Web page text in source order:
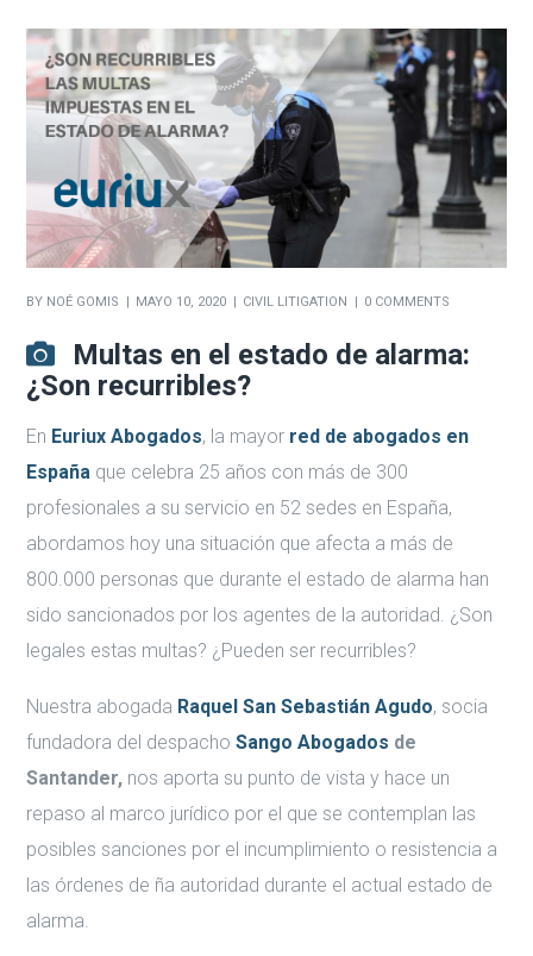
BY NOÉ GOMIS MAYO 10, 2020 CIVIL LITIGATION 0 COMMENTS
Multas en el estado de alarma:
¿Son recurribles?
En Euriux Abogados, la mayor red de abogados en
España que celebra 25 años con más de 300
profesionales a su servicio en 52 sedes en España,
abordamos hoy una situación que afecta a más de
800.000 personas que durante el estado de alarma han
sido sancionados por los agentes de la autoridad. ¿Son
legales estas multas? ¿Pueden ser recurribles?
Nuestra abogada Raquel San Sebastián Agudo, socia
fundadora del despachoSango Abogados de
Santander, nos aporta su punto de vista y hace un
repaso al marco jurídico por el que se contemplan las
posibles sanciones por el incumplimiento o resistencia a
las órdenes de ña autoridad durante el actual estado de
alarma.